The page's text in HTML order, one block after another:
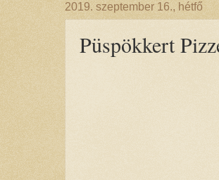
2019. szeptember 16., hétfő
Püspökkert